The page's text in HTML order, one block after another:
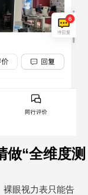
做“全维度测
裸眼视力表只能告